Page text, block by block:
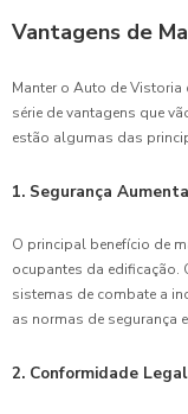
Vantagens de
Manter o Auto de
série de vantagens que
estão algumas das
1. Segurança
O principal benefício de
ocupantes da edificação.
sistemas de combate a
as normas de segurança
2. Conformidade Legal